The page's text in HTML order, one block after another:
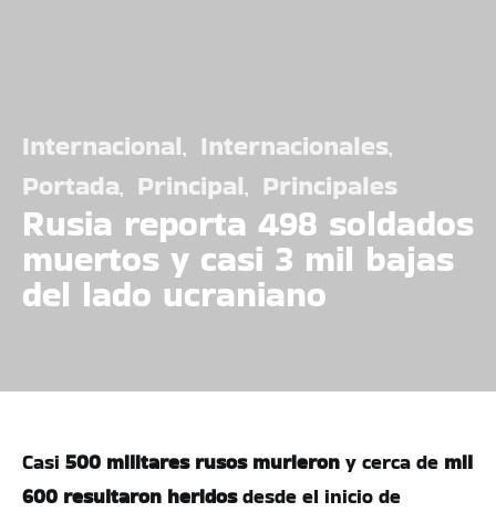
Internacional Internacionales
Portada Principal Principales
Rusia reporta 498 soldados
muertos y casi 3 mil bajas
del lado ucraniano
Casi 500 militares rusos murieron y cerca de mil
600 resultaron heridosdesde el inicio de